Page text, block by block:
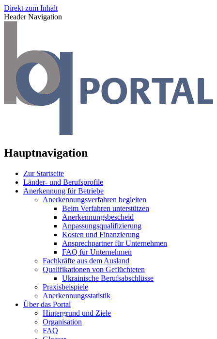
Direkt zum Inhalt
Header Navigation
Hauptnavigation
Zur Startseite
Länder- und Berufsprofile
Anerkennung für Betriebe
Anerkennungsverfahren begleiten
Beim Verfahren unterstützen
Anerkennungsbescheid
Anpassungsqualifizierung
Kosten und Finanzierung
Ansprechpartner für Unternehmen
FAQ für Unternehmen
Fachkräfte aus dem Ausland
Qualifikationen von Geflüchteten
Ukrainische Berufsabschlüsse
Praxisbeispiele
Anerkennungsstatistik
Über das Portal
Hintergrund und Ziele
Organisation
FAQ